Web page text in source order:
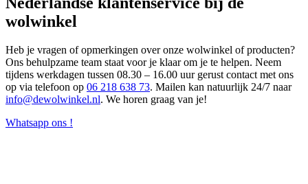
wolwinkel
Heb je vragen of opmerkingen over onze wolwinkel of producten?
Ons behulpzame team staat voor je klaar om je te helpen. Neem
tijdens werkdagen tussen 08.30 – 16.00 uur gerust contact met ons
op via telefoon op 06 218 638 73. Mailen kan natuurlijk 24/7 naar
info@dewolwinkel.nl. We horen graag van je!
Whatsapp ons !